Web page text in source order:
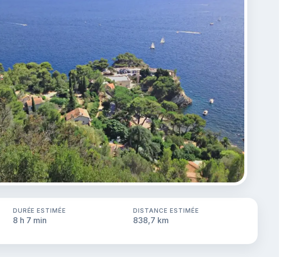
DURÉE ESTIMÉE
8 h 7 min
DISTANCE ESTIMÉE
838,7 km